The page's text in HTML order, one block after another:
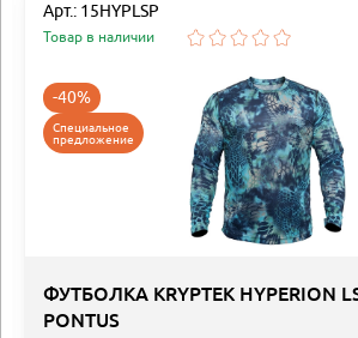
Арт.: 15HYPLSP
Товар в наличии
-40%
Специальное
предложение
ФУТБОЛКА KRYPTEK HYPERION
PONTUS